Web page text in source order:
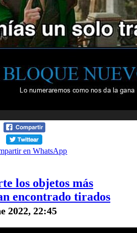
los objetos más
encontrado tirados
2022, 22:45